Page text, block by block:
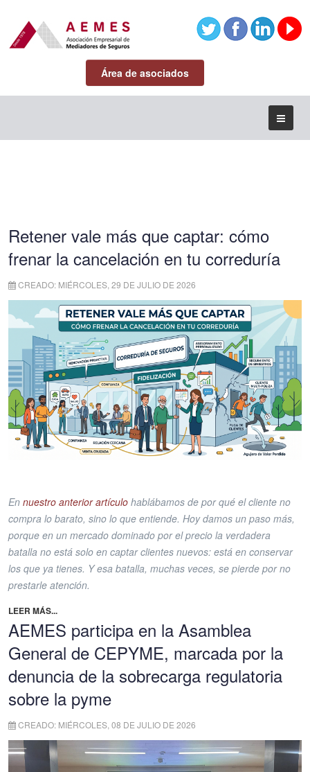
Área de asociados
Retener vale más que captar: cómo
frenar la cancelación en tu correduría
CREADO: MIÉRCOLES, 29 DE JULIO DE 2026
En nuestro anterior artículo hablábamos de por qué el cliente no
compra lo barato, sino lo que entiende. Hoy damos un paso más,
porque en un mercado dominado por el precio la verdadera
batalla no está solo en captar clientes nuevos: está en conservar
los que ya tienes. Y esa batalla, muchas veces, se pierde por no
prestarle atención.
LEER MÁS...
AEMES participa en la Asamblea
General de CEPYME, marcada por la
denuncia de la sobrecarga regulatoria
sobre la pyme
CREADO: MIÉRCOLES, 08 DE JULIO DE 2026